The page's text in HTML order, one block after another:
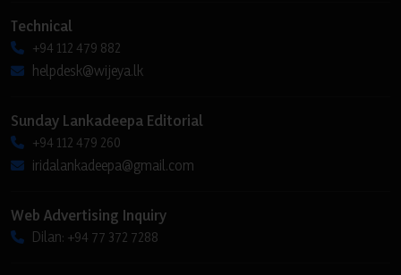
Technical
+94 112 479 882
helpdesk@wijeya.lk
Sunday Lankadeepa Editorial
+94 112 479 260
iridalankadeepa@gmail.com
Web Advertising Inquiry
Dilan: +94 77 372 7288